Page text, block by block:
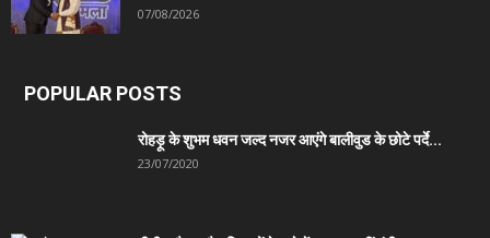
07/08/2026
POPULAR POSTS
रोहड़ू के शुभम धवन जल्द नजर आएंगे बालीवुड के छोटे पर्दे...
23/07/2020